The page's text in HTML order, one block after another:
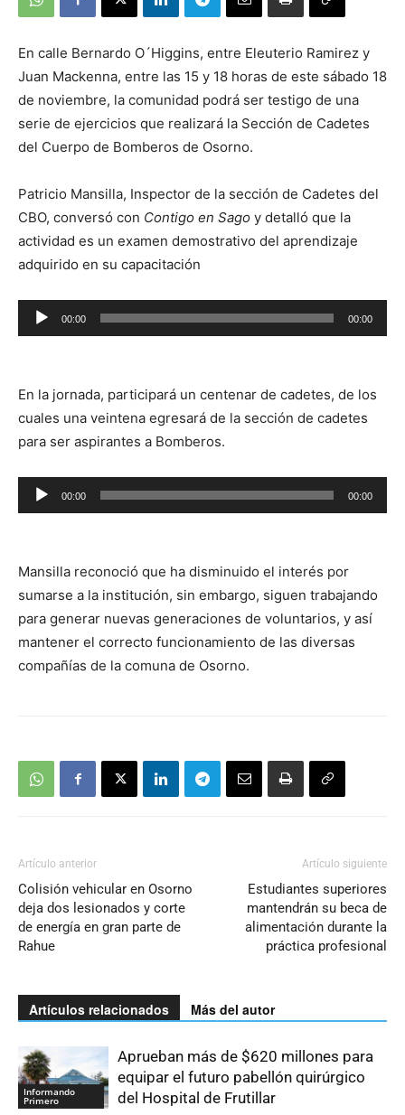
En calle Bernardo O´Higgins, entre Eleuterio Ramirez y
Juan Mackenna, entre las 15 y 18 horas de este sábado 18
de noviembre, la comunidad podrá ser testigo de una
serie de ejercicios que realizará la Sección de Cadetes
del Cuerpo de Bomberos de Osorno.
Patricio Mansilla, Inspector de la sección de Cadetes del
CBO, conversó con Contigo en Sago y detalló que la
actividad es un examen demostrativo del aprendizaje
adquirido en su capacitación
Reproductor
de
00:00 00:00
En la jornada, participará un centenar de cadetes, de los
cuales una veintena egresará de la sección de cadetes
para ser aspirantes a Bomberos.
Reproductor
de
00:00 00:00
Mansilla reconoció que ha disminuido el interés por
sumarse a la institución, sin embargo, siguen trabajando
para generar nuevas generaciones de voluntarios, y así
mantener el correcto funcionamiento de las diversas
compañías de la comuna de Osorno.
Artículo anterior
Colisión vehicular en Osorno
deja dos lesionados y corte
de energía en gran parte de
Rahue
Artículo siguiente
Estudiantes superiores
mantendrán su beca de
alimentación durante la
práctica profesional
Artículos relacionados Más del autor
Informando
Primero
Aprueban más de $620 millones para
equipar el futuro pabellón quirúrgico
del Hospital de Frutillar